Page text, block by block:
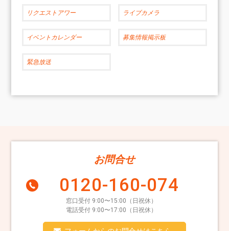
リクエストアワー ライブカメラ
イベントカレンダー 募集情報掲示板
緊急放送
お問合せ
0120-160-074
窓口受付 9:00〜15:00（日祝休）
電話受付 9:00〜17:00（日祝休）